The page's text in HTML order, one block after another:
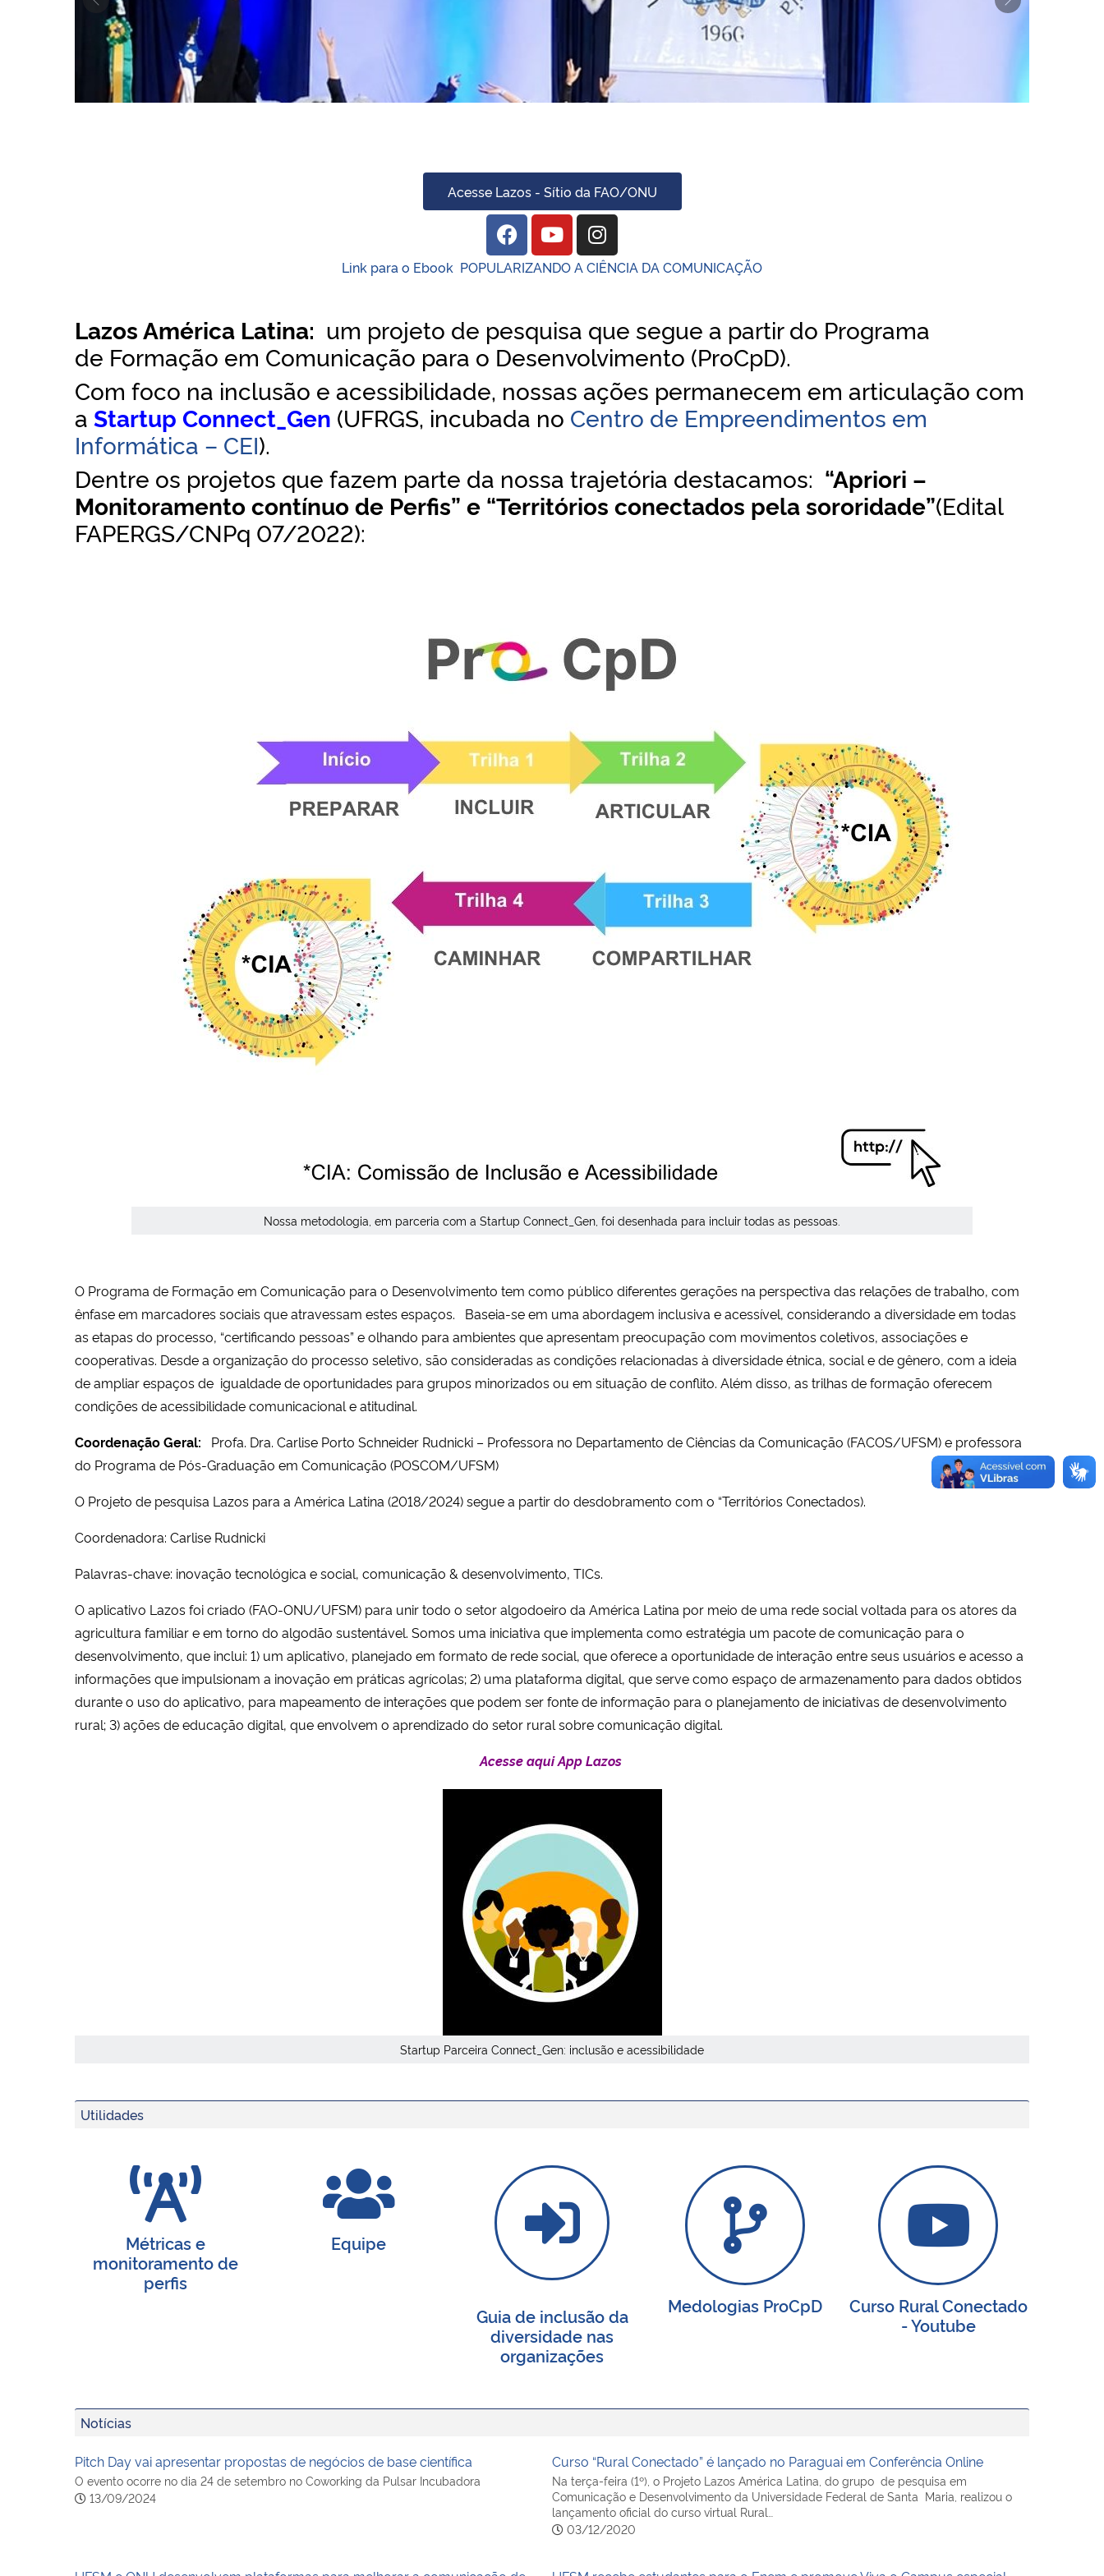
Previous Next
Acesse Lazos - Sítio da FAO/ONU
Link para o Ebook POPULARIZANDO A CIÊNCIA DA COMUNICAÇÃO
Lazos América Latina: um projeto de pesquisa que segue a partir do Programa
de Formação em Comunicação para o Desenvolvimento (ProCpD).
Com foco na inclusão e acessibilidade, nossas ações permanecem em articulação com
a Startup Connect_Gen (UFRGS, incubada no Centro de Empreendimentos em
Informática – CEI).
Dentre os projetos que fazem parte da nossa trajetória destacamos: “Apriori –
Monitoramento contínuo de Perfis” e “Territórios conectados pela sororidade”(Edital
FAPERGS/CNPq 07/2022):
Nossa metodologia, em parceria com a Startup Connect_Gen, foi desenhada para incluir todas as pessoas.
O Programa de Formação em Comunicação para o Desenvolvimento tem como público diferentes gerações na perspectiva das relações de trabalho, com
ênfase em marcadores sociais que atravessam estes espaços. Baseia-se em uma abordagem inclusiva e acessível, considerando a diversidade em todas
as etapas do processo, “certificando pessoas” e olhando para ambientes que apresentam preocupação com movimentos coletivos, associações e
cooperativas. Desde a organização do processo seletivo, são consideradas as condições relacionadas à diversidade étnica, social e de gênero, com a ideia
de ampliar espaços de igualdade de oportunidades para grupos minorizados ou em situação de conflito. Além disso, as trilhas de formação oferecem
condições de acessibilidade comunicacional e atitudinal.
Coordenação Geral:
Profa. Dra. Carlise Porto Schneider Rudnicki – Professora no Departamento de Ciências da Comunicação (FACOS/UFSM) e professora
do Programa de Pós-Graduação em Comunicação (POSCOM/UFSM)
O Projeto de pesquisa Lazos para a América Latina (2018/2024) segue a partir do desdobramento com o “Territórios Conectados).
Coordenadora: Carlise Rudnicki
Palavras-chave: inovação tecnológica e social, comunicação & desenvolvimento, TICs.
O aplicativo Lazos foi criado (FAO-ONU/UFSM) para unir todo o setor algodoeiro da América Latina por meio de uma rede social voltada para os atores da
agricultura familiar e em torno do algodão sustentável. Somos uma iniciativa que implementa como estratégia um pacote de comunicação para o
desenvolvimento, que inclui: 1) um aplicativo, planejado em formato de rede social, que oferece a oportunidade de interação entre seus usuários e acesso a
informações que impulsionam a inovação em práticas agrícolas; 2) uma plataforma digital, que serve como espaço de armazenamento para dados obtidos
durante o uso do aplicativo, para mapeamento de interações que podem ser fonte de informação para o planejamento de iniciativas de desenvolvimento
rural; 3) ações de educação digital, que envolvem o aprendizado do setor rural sobre comunicação digital.
Acesse aqui App Lazos
Startup Parceira Connect_Gen: inclusão e acessibilidade
Utilidades
Métricas e
monitoramento de
perfis
Equipe
Guia de inclusão da
diversidade nas
organizações
Medologias ProCpD
Curso Rural Conectado
- Youtube
Notícias
Pitch Day vai apresentar propostas de negócios de base científica
O evento ocorre no dia 24 de setembro no Coworking da Pulsar Incubadora
13/09/2024
Curso “Rural Conectado” é lançado no Paraguai em Conferência Online
Na terça-feira (1º), o Projeto Lazos América Latina, do grupo de pesquisa em
Comunicação e Desenvolvimento da Universidade Federal de Santa Maria, realizou o
lançamento oficial do curso virtual Rural…
03/12/2020